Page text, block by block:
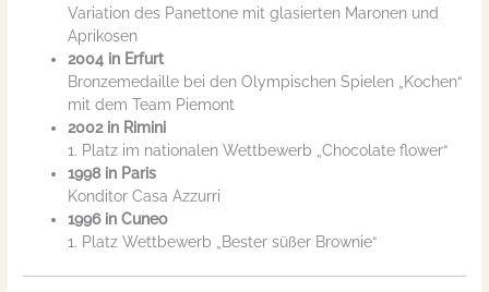
Variation des Panettone mit glasierten Maronen und
Aprikosen
2004 in Erfurt
Bronzemedaille bei den Olympischen Spielen „Kochen“
mit dem Team Piemont
2002 in Rimini
1. Platz im nationalen Wettbewerb „Chocolate flower“
1998 in Paris
Konditor Casa Azzurri
1996 in Cuneo
1. Platz Wettbewerb „Bester süßer Brownie“